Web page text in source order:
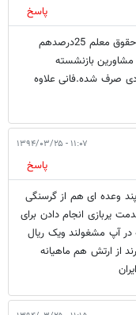
پاسخ
اعتبارات آموزش وپرورش ظرف2سال 2برابرشده اماحقوق معلم 25درصدهم
بازنشسته
ستادی صرف شده.فانی علاوه
۱۱:۰۷ - ۱۳۹۴/۰۳/۲۵
پاسخ
وعده ای هم از گرسنگی
یربازی انجام دادن برای
در آپ مشغولند ویک ریال
از ارتش هم ماهیانه